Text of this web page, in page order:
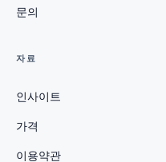
문의
자료
인사이트
가격
이용약관